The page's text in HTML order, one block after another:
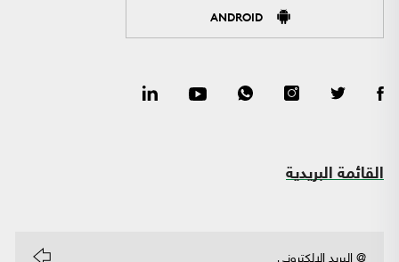
ANDROID
القائمة البريدية